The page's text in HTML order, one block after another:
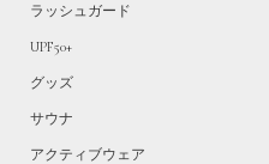
ラッシュガード
UPF50+
グッズ
サウナ
アクティブウェア